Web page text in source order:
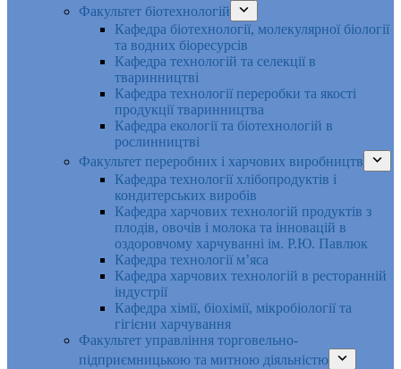
Факультет біотехнологій
Кафедра біотехнології, молекулярної біології
та водних біоресурсів
Кафедра технологій та селекції в
тваринництві
Кафедра технології переробки та якості
продукції тваринництва
Кафедра екології та біотехнологій в
рослинництві
Факультет переробних і харчових виробництв
Кафедра технології хлібопродуктів і
кондитерських виробів
Кафедра харчових технологій продуктів з
плодів, овочів і молока та інновацій в
оздоровчому харчуванні ім. Р.Ю. Павлюк
Кафедра технології м’яса
Кафедра харчових технологій в ресторанній
індустрії
Кафедра хімії, біохімії, мікробіології та
гігієни харчування
Факультет управління торговельно-
підприємницькою та митною діяльністю